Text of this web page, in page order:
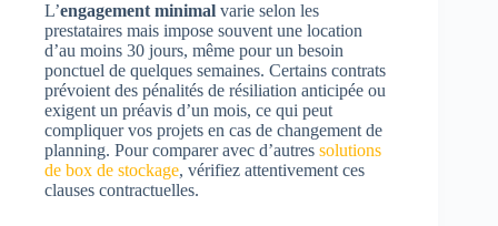
L’engagement minimal varie selon les
prestataires mais impose souvent une location
d’au moins 30 jours, même pour un besoin
ponctuel de quelques semaines. Certains contrats
prévoient des pénalités de résiliation anticipée ou
exigent un préavis d’un mois, ce qui peut
compliquer vos projets en cas de changement de
planning. Pour comparer avec d’autres solutions
de box de stockage, vérifiez attentivement ces
clauses contractuelles.